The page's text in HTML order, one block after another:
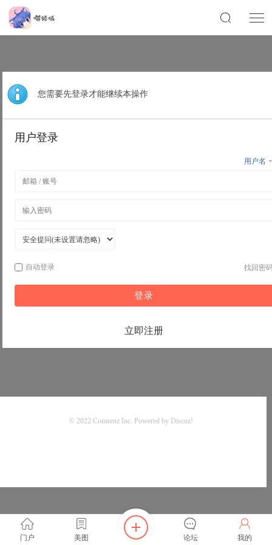
您需要先登录才能继续本操作
用户登录
用户名
自动登录 找回密
登录
立即注册
门户 美图 论坛 我的
© 2022Comsenz Inc. Powered by Discuz!